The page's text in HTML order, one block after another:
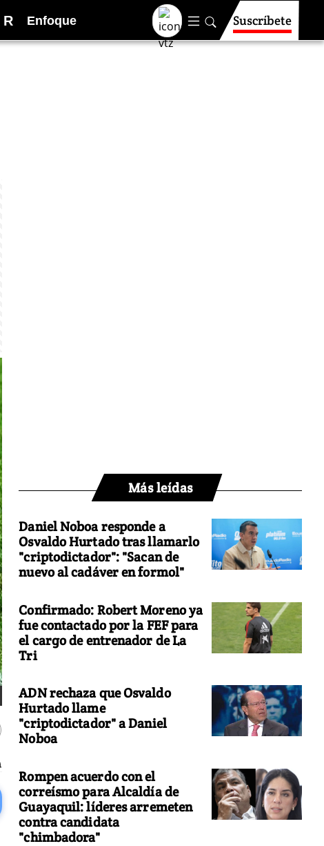
R Enfoque Suscríbete
Más leídas
Daniel Noboa responde a
Osvaldo Hurtado tras llamarlo
"criptodictador": "Sacan de
nuevo al cadáver en formol"
Confirmado: Robert Moreno ya
fue contactado por la FEF para
el cargo de entrenador de La
Tri
ADN rechaza que Osvaldo
Hurtado llame
"criptodictador" a Daniel
Noboa
Rompen acuerdo con el
correísmo para Alcaldía de
Guayaquil: líderes arremeten
contra candidata
"chimbadora"